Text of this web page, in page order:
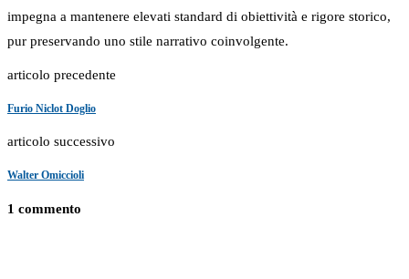
impegna a mantenere elevati standard di obiettività e rigore storico,
pur preservando uno stile narrativo coinvolgente.
articolo precedente
Furio Niclot Doglio
articolo successivo
Walter Omiccioli
1 commento